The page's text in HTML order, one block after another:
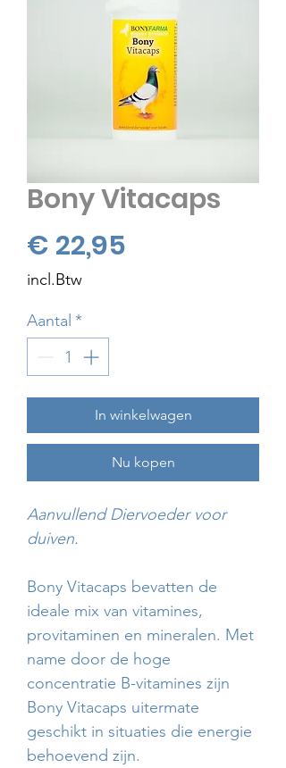
Bony Vitacaps
€ 22,95
incl.Btw
Aantal *
In winkelwagen
Nu kopen
Aanvullend Diervoeder voor
duiven.
Bony Vitacaps bevatten de
ideale mix van vitamines,
provitaminen en mineralen. Met
name door de hoge
concentratie B-vitamines zijn
Bony Vitacaps uitermate
geschikt in situaties die energie
behoevend zijn.